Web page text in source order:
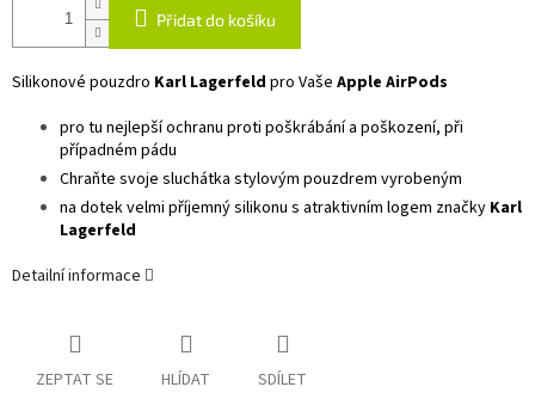
Přidat do košíku
Silikonové pouzdro Karl Lagerfeld pro Vaše Apple AirPods
pro tu nejlepší ochranu proti poškrábání a poškození, při
případném pádu
Chraňte svoje sluchátka stylovým pouzdrem vyrobeným
na dotek velmi příjemný silikonu s atraktivním logem značky Karl
Lagerfeld
Detailní informace
ZEPTAT SE HLÍDAT SDÍLET